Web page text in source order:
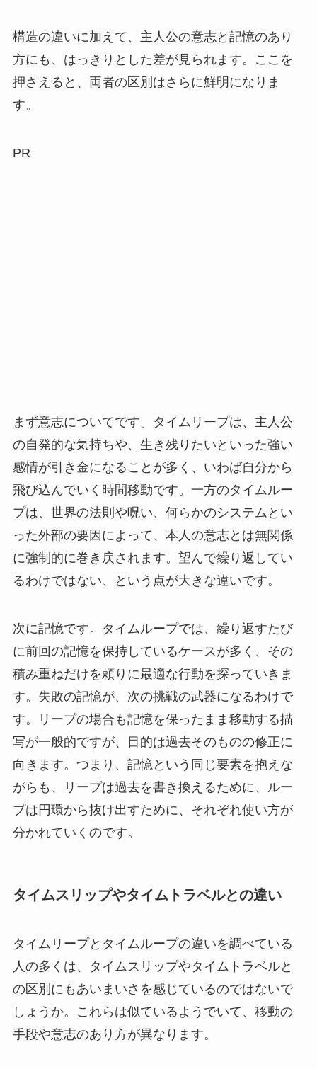
構造の違いに加えて、主人公の意志と記憶のあり
方にも、はっきりとした差が見られます。ここを
押さえると、両者の区別はさらに鮮明になりま
す。
PR
まず意志についてです。タイムリープは、主人公
の自発的な気持ちや、生き残りたいといった強い
感情が引き金になることが多く、いわば自分から
飛び込んでいく時間移動です。一方のタイムルー
プは、世界の法則や呪い、何らかのシステムとい
った外部の要因によって、本人の意志とは無関係
に強制的に巻き戻されます。望んで繰り返してい
るわけではない、という点が大きな違いです。
次に記憶です。タイムループでは、繰り返すたび
に前回の記憶を保持しているケースが多く、その
積み重ねだけを頼りに最適な行動を探っていきま
す。失敗の記憶が、次の挑戦の武器になるわけで
す。リープの場合も記憶を保ったまま移動する描
写が一般的ですが、目的は過去そのものの修正に
向きます。つまり、記憶という同じ要素を抱えな
がらも、リープは過去を書き換えるために、ルー
プは円環から抜け出すために、それぞれ使い方が
分かれていくのです。
タイムスリップやタイムトラベルとの違い
タイムリープとタイムループの違いを調べている
人の多くは、タイムスリップやタイムトラベルと
の区別にもあいまいさを感じているのではないで
しょうか。これらは似ているようでいて、移動の
手段や意志のあり方が異なります。